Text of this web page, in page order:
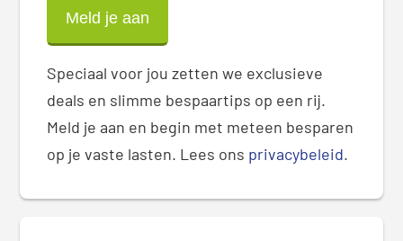
Speciaal voor jou zetten we exclusieve
deals en slimme bespaartips op een rij.
Meld je aan en begin met meteen besparen
op je vaste lasten. Lees ons privacybeleid.